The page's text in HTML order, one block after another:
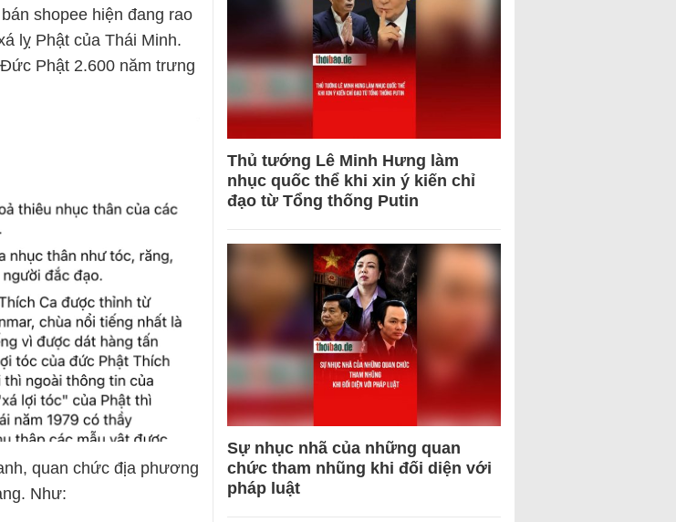
shopee hiện đang rao
lỵ Phật của Thái Minh.
Phật 2.600 năm trưng
quan chức địa phương
Như:
Thủ tướng Lê Minh Hưng làm
nhục quốc thể khi xin ý kiến chỉ
đạo từ Tổng thống Putin
Sự nhục nhã của những quan
chức tham nhũng khi đối diện với
pháp luật